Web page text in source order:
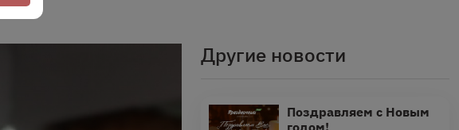
Другие новости
Поздравляем с Новым